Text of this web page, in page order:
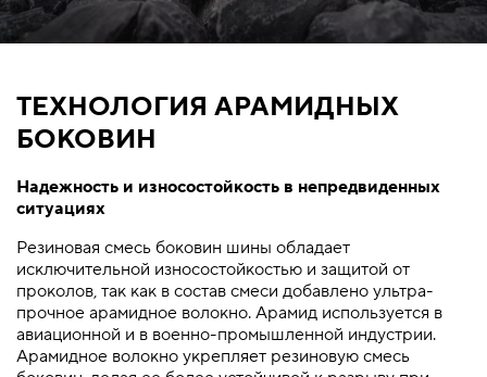
ТЕХНОЛОГИЯ АРАМИДНЫХ
БОКОВИН
Надежность и износостойкость в непредвиденных
ситуациях
Резиновая смесь боковин шины обладает
исключительной износостойкостью и защитой от
проколов, так как в состав смеси добавлено ультра-
прочное арамидное волокно. Арамид используется в
авиационной и в военно-промышленной индустрии.
Арамидное волокно укрепляет резиновую смесь